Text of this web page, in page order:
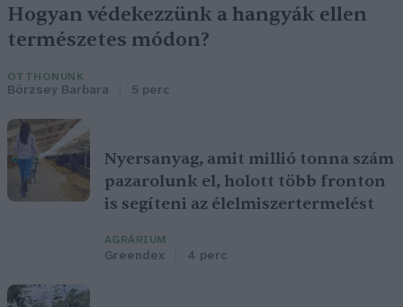
Hogyan védekezzünk a hangyák ellen
természetes módon?
OTTHONUNK
Börzsey Barbara 5 perc
Nyersanyag, amit millió tonna szám
pazarolunk el, holott több fronton
is segíteni az élelmiszertermelést
AGRÁRIUM
Greendex 4 perc